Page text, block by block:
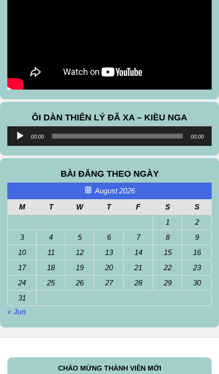
ÔI DÀN THIÊN LÝ ĐÃ XA – KIỀU NGA
Audio
00:00 00:00
BÀI ĐĂNG THEO NGÀY
August 2026
M
T W T F S
S
1
2
3
4 5 6 7 8
9
10
11 12 13 14 15
16
17
18 19 20 21 22
23
24
25 26 27 28 29
30
31
« Jun
CHÀO MỪNG THÀNH VIÊN MỚI